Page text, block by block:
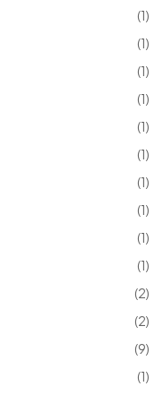
(1)
(1)
(1)
(1)
(1)
(1)
(1)
(1)
(1)
(1)
(2)
(2)
(9)
(1)